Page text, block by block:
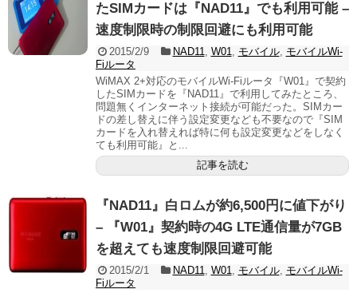
たSIMカードは『NAD11』でも利用可能 –
速度制限時の制限回避にも利用可能
2015/2/9 NAD11, W01, モバイル, モバイルWi-
Fiルータ
WiMAX 2+対応のモバイルWi-Fiルータ『W01』で契約
したSIMカードを『NAD11』で利用してみたところ、
問題無くインターネット接続が可能だった。SIMカー
ドの差し替えに伴う設定変更なども不要なので『SIM
カードを入れ替えれば特に何も設定変更などをしなく
ても利用可能』と...
記事を読む
『NAD11』白ロムが約6,500円に値下がり
– 『W01』契約時の4G LTE通信量が7GB
を超えても速度制限回避可能
2015/2/1 NAD11, W01, モバイル, モバイルWi-
Fiルータ